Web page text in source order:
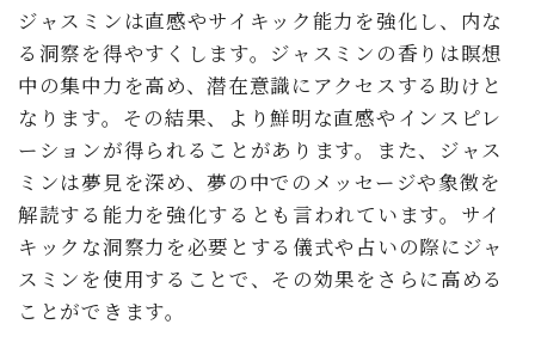
ジャスミンは直感やサイキック能力を強化し、内な
る洞察を得やすくします。ジャスミンの香りは瞑想
中の集中力を高め、潜在意識にアクセスする助けと
なります。その結果、より鮮明な直感やインスピレ
ーションが得られることがあります。また、ジャス
ミンは夢見を深め、夢の中でのメッセージや象徴を
解読する能力を強化するとも言われています。サイ
キックな洞察力を必要とする儀式や占いの際にジャ
スミンを使用することで、その効果をさらに高める
ことができます。